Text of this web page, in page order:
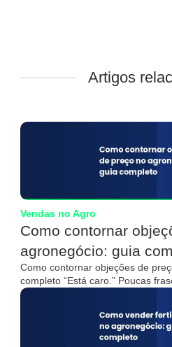
Artigos
Vendas no Agro
Como contornar
agronegócio: guia
Como contornar objeções de
completo “Está caro.” Poucas